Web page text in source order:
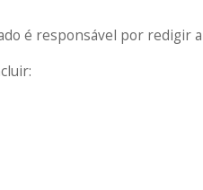
é responsável por redigir a